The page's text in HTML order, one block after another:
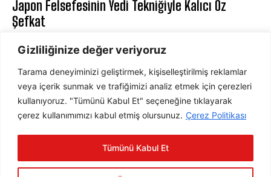
Gizliliğinize değer veriyoruz
Tarama deneyiminizi geliştirmek, kişiselleştirilmiş reklamlar
veya içerik sunmak ve trafiğimizi analiz etmek için çerezleri
kullanıyoruz. "Tümünü Kabul Et" seçeneğine tıklayarak
çerez kullanımımızı kabul etmiş olursunuz. Çerez Politikası
Tümünü Kabul Et
Japon Felsefesinin Yedi Tekniğiyle Kalıcı Öz
Şefkat
ABONE OL
ABONE OL
okudum, onaylıyorum.